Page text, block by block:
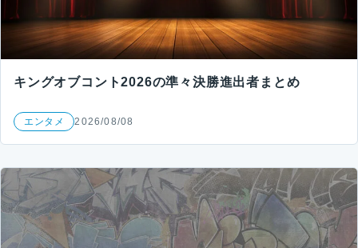
キングオブコント2026の準々決勝進出者まとめ
エンタメ 2026/08/08